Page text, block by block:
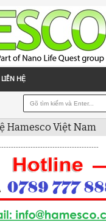
LIÊN HỆ
Hamesco Việt Nam